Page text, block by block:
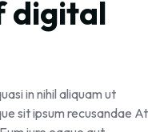
digital
in nihil aliquam ut
sit ipsum recusandae At